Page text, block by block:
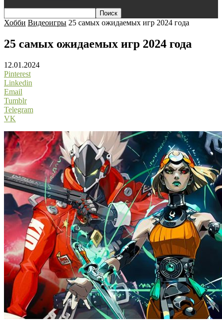
Хобби Видеоигры 25 самых ожидаемых игр 2024 года
25 самых ожидаемых игр 2024 года
12.01.2024
Pinterest
Linkedin
Email
Tumblr
Telegram
VK